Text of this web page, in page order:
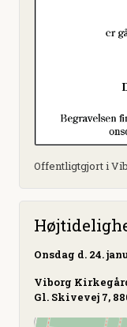
Offentligtgjort i
Onsdag d. 24.
Viborg
Gl. Skivevej 7,